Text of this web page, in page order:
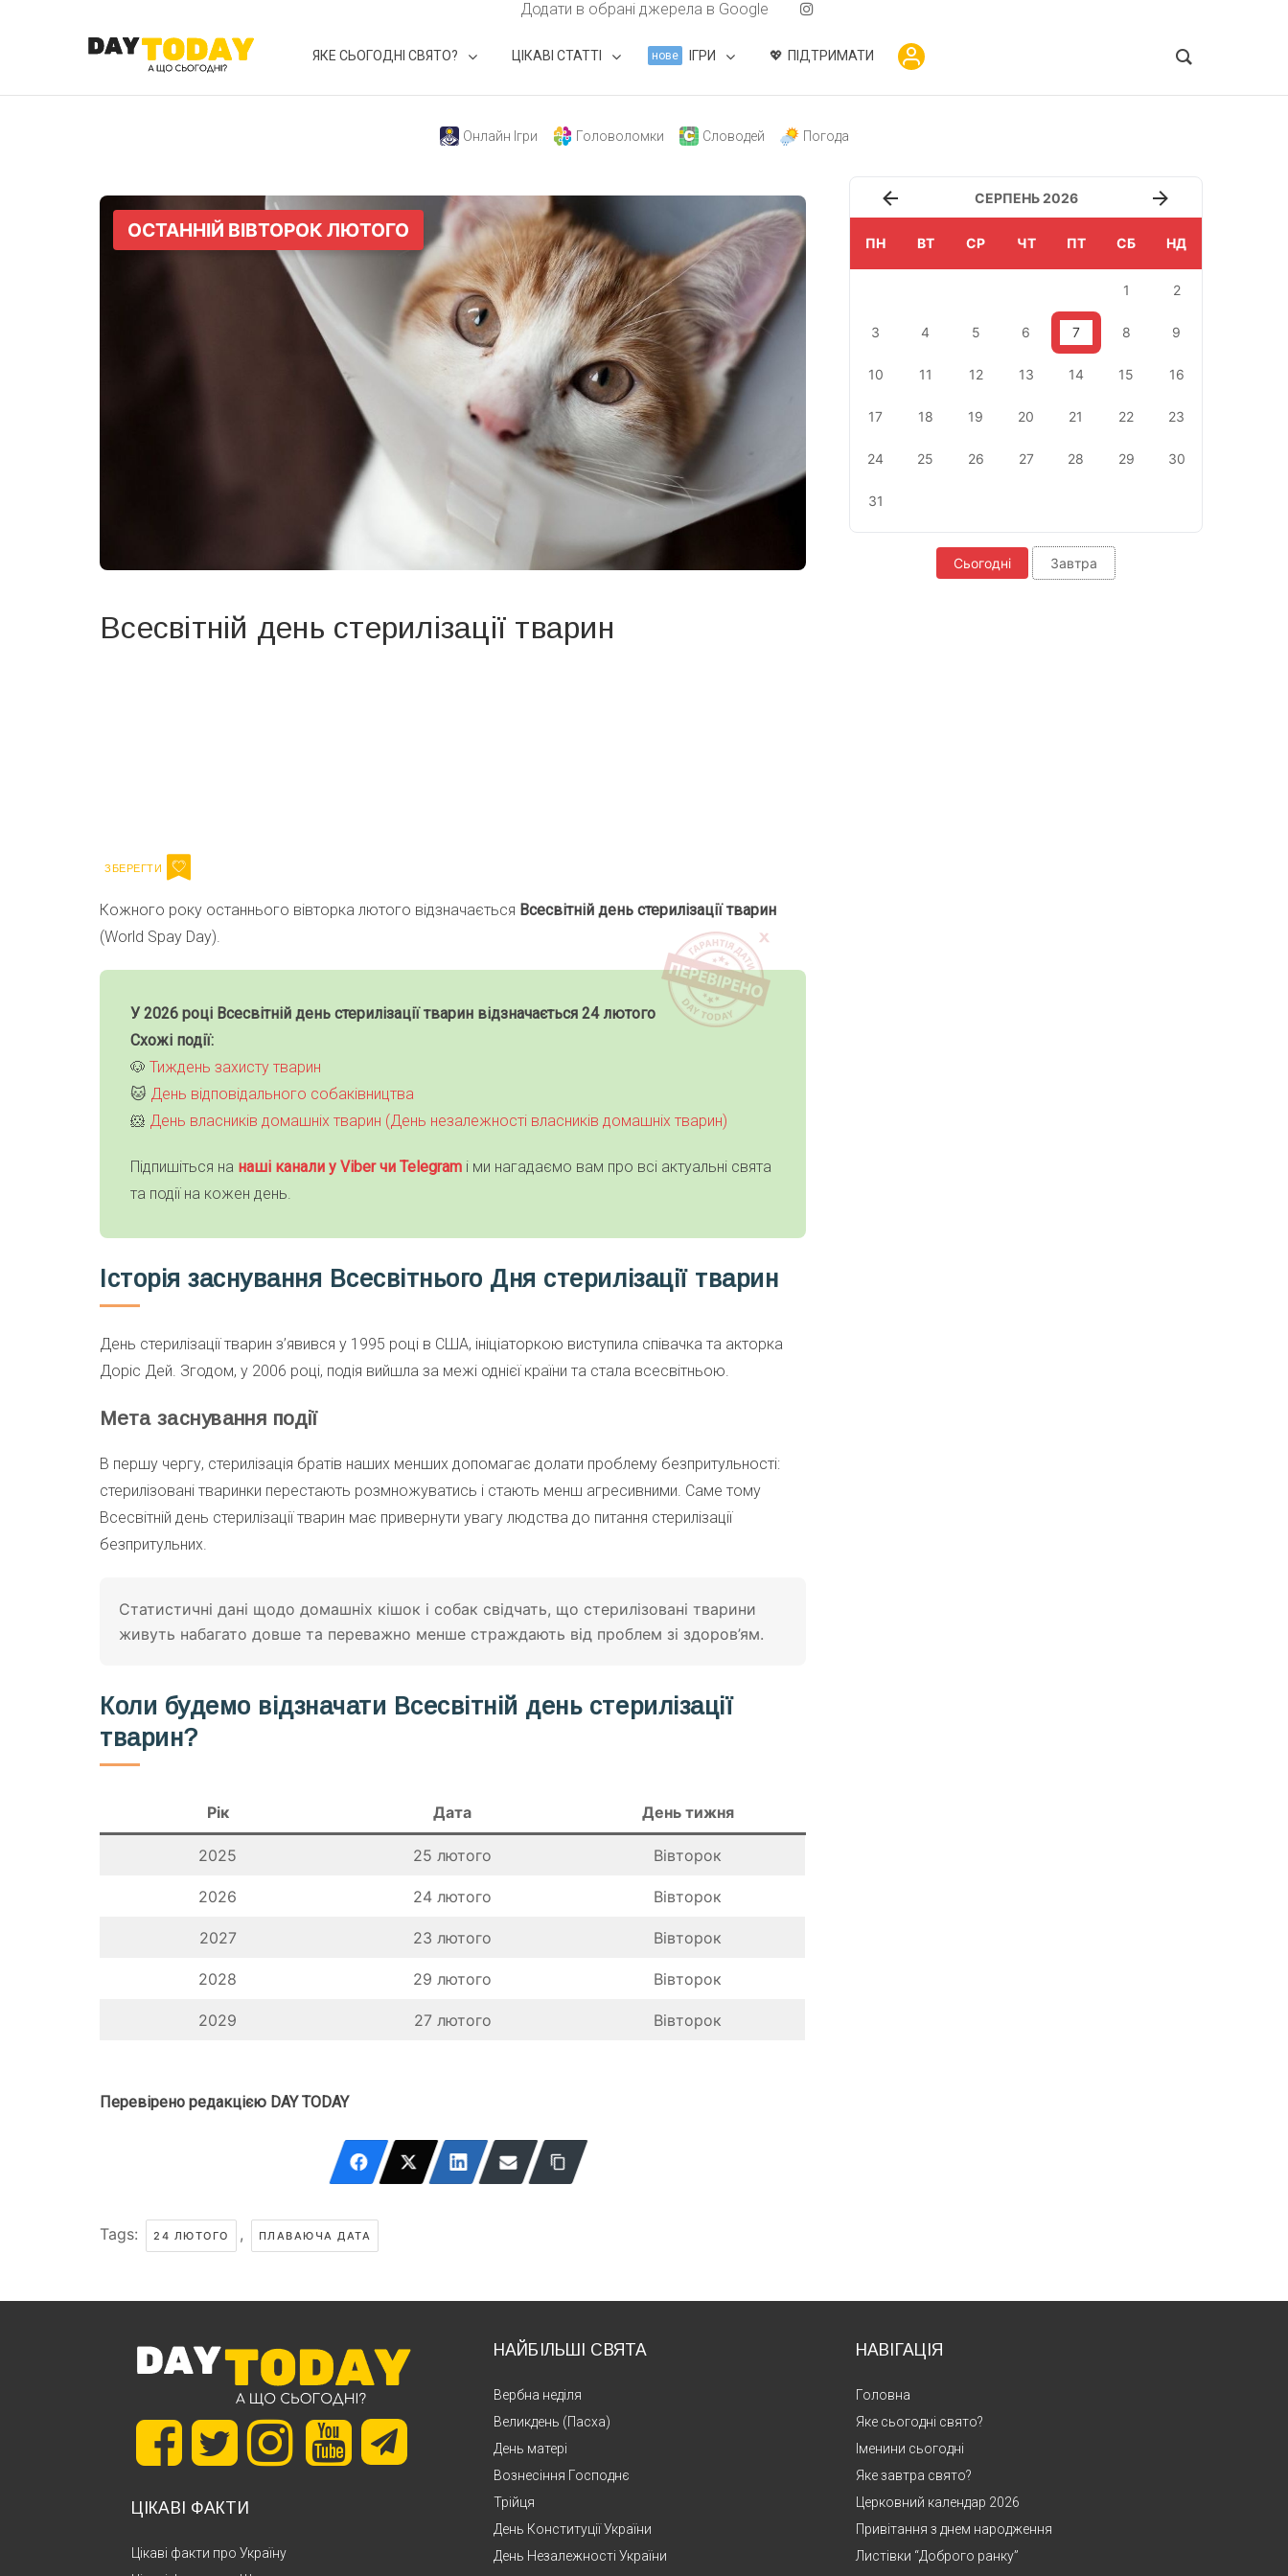
Додати в обрані джерела в Google
ЯКЕ СЬОГОДНІ СВЯТО? ЦІКАВІ СТАТТІ нове ІГРИ ПІДТРИМАТИ
Онлайн Ігри Головоломки Словодей Погода
Всесвітній день стерилізації тварин
Кожного року останнього вівторка лютого відзначається Всесвітній день стерилізації тварин
(World Spay Day).
У 2026 році Всесвітній день стерилізації тварин відзначається 24 лютого
Схожі події:
🐶 Тиждень захисту тварин
🐱 День відповідального собаківництва
🐹 День власників домашніх тварин (День незалежності власників домашніх тварин)
Підпишіться на наші канали у Viber чи Telegram і ми нагадаємо вам про всі актуальні свята
та події на кожен день.
Історія заснування Всесвітнього Дня стерилізації тварин
День стерилізації тварин з’явився у 1995 році в США, ініціаторкою виступила співачка та акторка
Доріс Дей. Згодом, у 2006 році, подія вийшла за межі однієї країни та стала всесвітньою.
Мета заснування події
В першу чергу, стерилізація братів наших менших допомагає долати проблему безпритульності:
стерилізовані тваринки перестають розмножуватись і стають менш агресивними. Саме тому
Всесвітній день стерилізації тварин має привернути увагу людства до питання стерилізації
безпритульних.
Статистичні дані щодо домашніх кішок і собак свідчать, що стерилізовані тварини
живуть набагато довше та переважно менше страждають від проблем зі здоров’ям.
Коли будемо відзначати Всесвітній день стерилізації
тварин?
Рік Дата День тижня
2025 25 лютого Вівторок
2026 24 лютого Вівторок
2027 23 лютого Вівторок
2028 29 лютого Вівторок
2029 27 лютого Вівторок
Перевірено редакцією DAY TODAY
Tags: 24 ЛЮТОГО , ПЛАВАЮЧА ДАТА
СЕРПЕНЬ 2026
ПН ВТ СР ЧТ ПТ СБ НД
1 2
3 4 5 6 7 8 9
10 11 12 13 14 15 16
17 18 19 20 21 22 23
24 25 26 27 28 29 30
31
Сьогодні Завтра
ЦІКАВІ ФАКТИ
Цікаві факти про Україну
НАЙБІЛЬШІ СВЯТА
Вербна неділя
Великдень (Пасха)
День матері
Вознесіння Господнє
Трійця
День Конституції України
День Незалежності України
НАВІГАЦІЯ
Головна
Яке сьогодні свято?
Іменини сьогодні
Яке завтра свято?
Церковний календар 2026
Привітання з днем народження
Листівки “Доброго ранку”